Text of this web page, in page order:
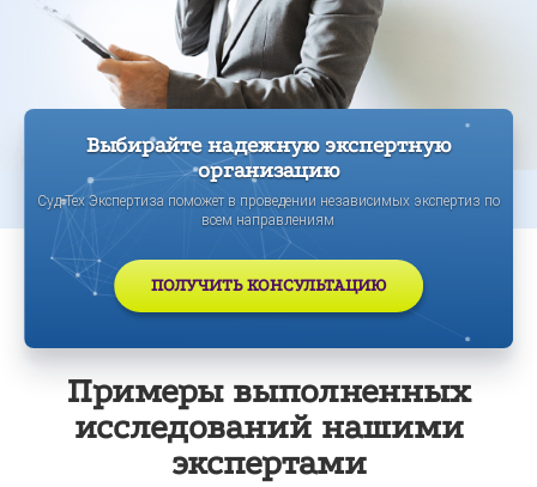
Выбирайте надежную экспертную
организацию
Суд-Тех Экспертиза поможет в проведении независимых экспертиз по
всем направлениям
ПОЛУЧИТЬ КОНСУЛЬТАЦИЮ
Примеры выполненных
исследований нашими
экспертами